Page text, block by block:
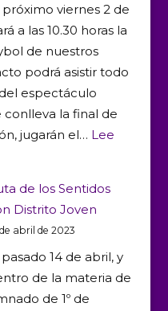
próximo viernes 2 de
a las 10.30 horas la
de nuestros
podrá asistir todo
espectáculo
la final de
jugarán el… Lee
de los Sentidos
Distrito Joven
abril de 2023
pasado 14 de abril, y
de la materia de
de 1º de